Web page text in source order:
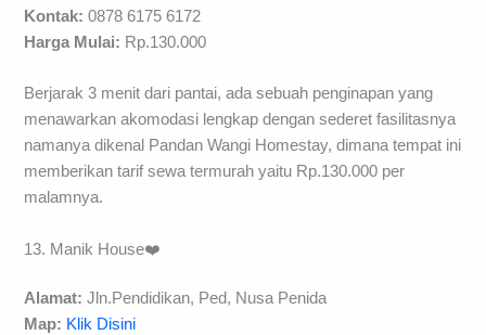
Kontak: 0878 6175 6172
Harga Mulai: Rp.130.000
Berjarak 3 menit dari pantai, ada sebuah penginapan yang
menawarkan akomodasi lengkap dengan sederet fasilitasnya
namanya dikenal Pandan Wangi Homestay, dimana tempat ini
memberikan tarif sewa termurah yaitu Rp.130.000 per
malamnya.
13. Manik House❤️
Alamat: Jln.Pendidikan, Ped, Nusa Penida
Map: Klik Disini